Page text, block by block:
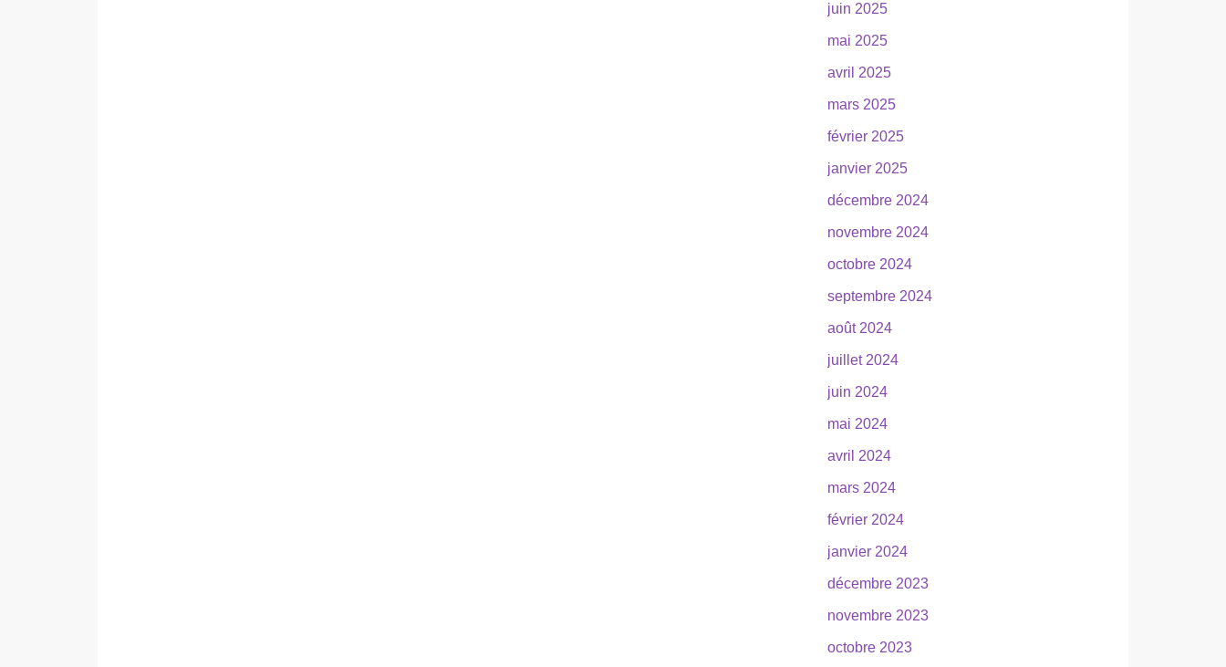
juin 2025
mai 2025
avril 2025
mars 2025
février 2025
janvier 2025
décembre 2024
novembre 2024
octobre 2024
septembre 2024
août 2024
juillet 2024
juin 2024
mai 2024
avril 2024
mars 2024
février 2024
janvier 2024
décembre 2023
novembre 2023
octobre 2023